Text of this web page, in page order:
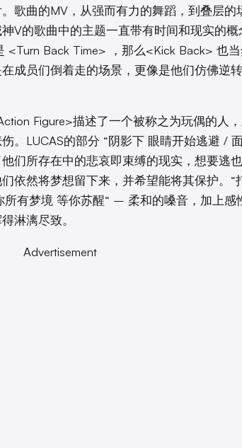
歌曲的MV，从强而有力的舞蹈，到叠层的
V的歌曲中的主题一直带有时间和现实的概
Back Time> ，那么<Kick Back> 也
成员们倒着走的场景，更像是他们仿佛逆
Figure>描述了一个被称之为玩偶的人，
。LUCAS的部分 “阴影下 眼睛开始逃避 /
们所存在中的悲哀即束缚的现实，想要逃
依然将梦想留下来，并希望能将其保护。“
所有梦境 等你苏醒“ – 柔和的嗓音，加上感
淋漓尽致。
Advertisement